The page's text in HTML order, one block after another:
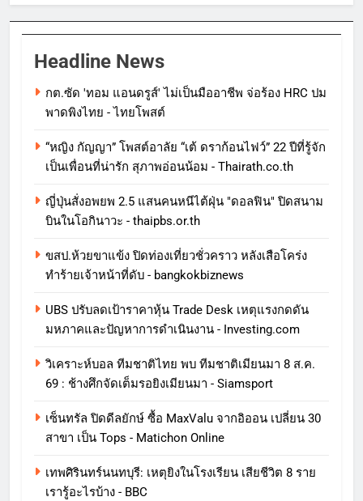
Headline News
กต.ซัด 'ทอม แอนดรูส์' ไม่เป็นมืออาชีพ จ่อร้อง HRC ปม
พาดพิงไทย - ไทยโพสต์
“หญิง กัญญา” โพสต์อาลัย “เต้ ดราก้อนไฟว์” 22 ปีที่รู้จัก
เป็นเพื่อนที่น่ารัก สุภาพอ่อนน้อม - Thairath.co.th
ญี่ปุ่นสั่งอพยพ 2.5 แสนคนหนีไต้ฝุ่น "ดอลฟิน" ปิดสนาม
บินในโอกินาวะ - thaipbs.or.th
ขสป.ห้วยขาแข้ง ปิดท่องเที่ยวชั่วคราว หลังเสือโคร่ง
ทำร้ายเจ้าหน้าที่ดับ - bangkokbiznews
UBS ปรับลดเป้าราคาหุ้น Trade Desk เหตุแรงกดดัน
มหภาคและปัญหาการดําเนินงาน - Investing.com
วิเคราะห์บอล ทีมชาติไทย พบ ทีมชาติเมียนมา 8 ส.ค.
69 : ช้างศึกจัดเต็มรอยิงเมียนมา - Siamsport
เซ็นทรัล ปิดดีลยักษ์ ซื้อ MaxValu จากอิออน เปลี่ยน 30
สาขา เป็น Tops - Matichon Online
เทพศิรินทร์นนทบุรี: เหตุยิงในโรงเรียน เสียชีวิต 8 ราย
เรารู้อะไรบ้าง - BBC